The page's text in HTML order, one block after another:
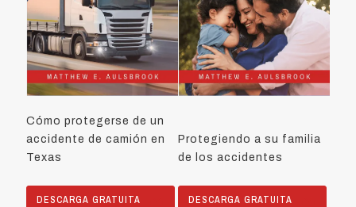
Cómo protegerse de un
accidente de camión en
Texas
DESCARGA GRATUITA
Protegiendo a su familia
de los accidentes
DESCARGA GRATUITA